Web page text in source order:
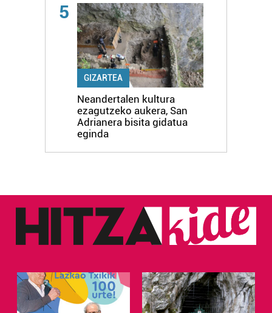
5
GIZARTEA
Neandertalen kultura
ezagutzeko aukera, San
Adrianera bisita gidatua
eginda